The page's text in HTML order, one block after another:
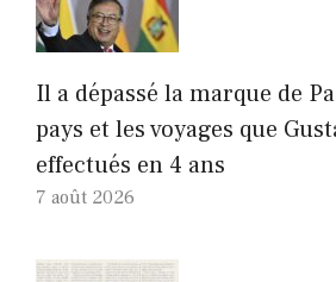
Il a dépassé la marque de
pays et les voyages que
effectués en 4 ans
7 août 2026